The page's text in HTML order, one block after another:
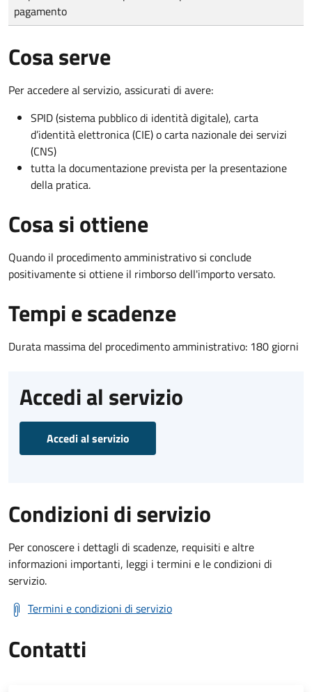
pagamento
Cosa serve
Per accedere al servizio, assicurati di avere:
SPID (sistema pubblico di identità digitale), carta
d’identità elettronica (CIE) o carta nazionale dei servizi
(CNS)
tutta la documentazione prevista per la presentazione
della pratica.
Cosa si ottiene
Quando il procedimento amministrativo si conclude
positivamente si ottiene il rimborso dell'importo versato.
Tempi e scadenze
Durata massima del procedimento amministrativo: 180 giorni
Accedi al servizio
Accedi al servizio
Condizioni di servizio
Per conoscere i dettagli di scadenze, requisiti e altre
informazioni importanti, leggi i termini e le condizioni di
servizio.
Termini e condizioni di servizio
Contatti